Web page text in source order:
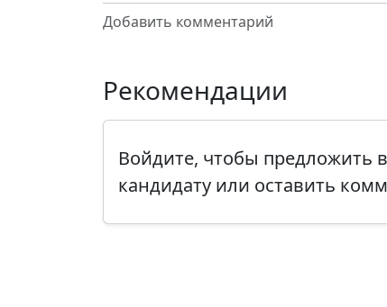
Добавить комментарий
Рекомендации
Войдите, чтобы предложить
кандидату или оставить